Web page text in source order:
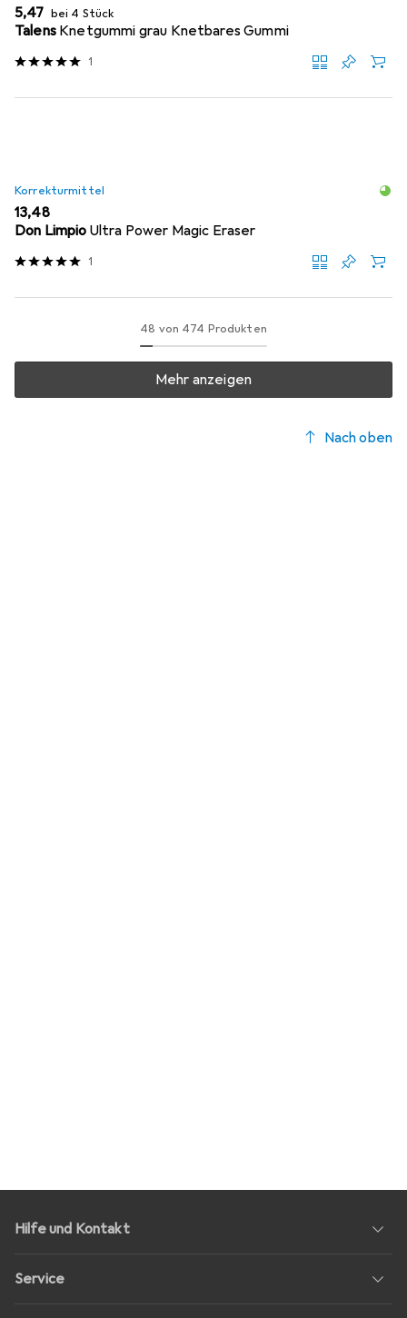
EUR
5,47 bei 4 Stück
Talens Knetgummi grau Knetbares Gummi
1
Korrekturmittel
EUR
13,48
Don Limpio Ultra Power Magic Eraser
1
48 von 474 Produkten
Mehr anzeigen
Nach oben
Hilfe und Kontakt
Service